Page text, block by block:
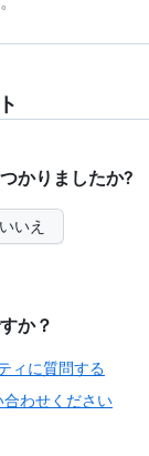
かりましたか?
いいえ
か？
ィに質問する
わせください